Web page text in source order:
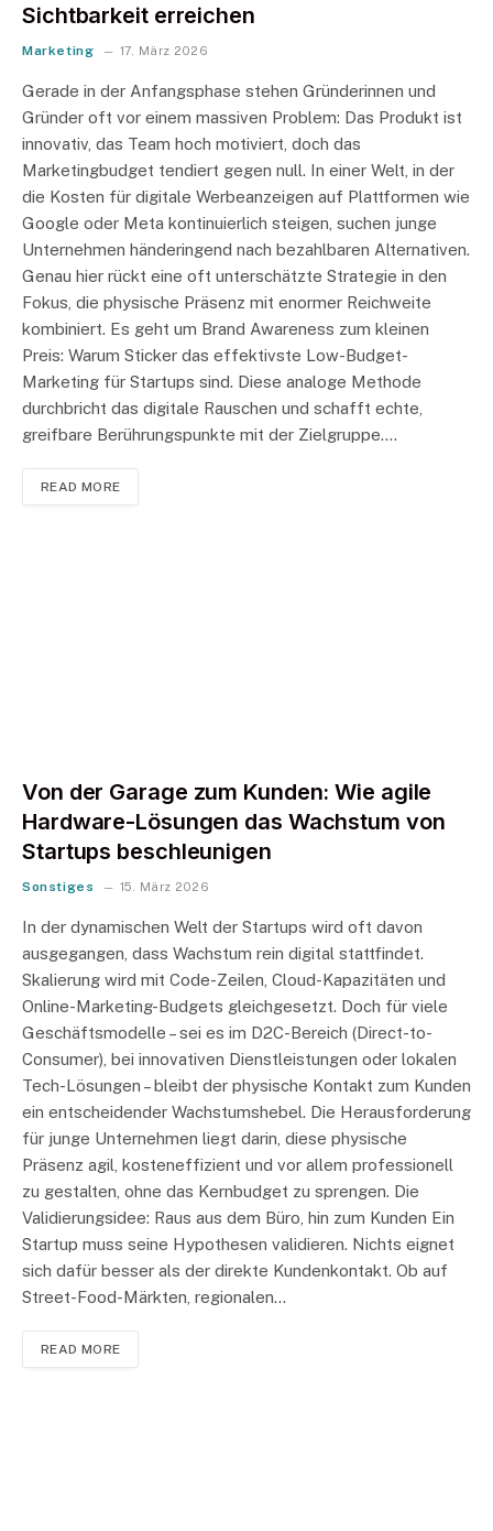
Sichtbarkeit erreichen
Marketing 17. März 2026
Gerade in der Anfangsphase stehen Gründerinnen und
Gründer oft vor einem massiven Problem: Das Produkt ist
innovativ, das Team hoch motiviert, doch das
Marketingbudget tendiert gegen null. In einer Welt, in der
die Kosten für digitale Werbeanzeigen auf Plattformen wie
Google oder Meta kontinuierlich steigen, suchen junge
Unternehmen händeringend nach bezahlbaren Alternativen.
Genau hier rückt eine oft unterschätzte Strategie in den
Fokus, die physische Präsenz mit enormer Reichweite
kombiniert. Es geht um Brand Awareness zum kleinen
Preis: Warum Sticker das effektivste Low-Budget-
Marketing für Startups sind. Diese analoge Methode
durchbricht das digitale Rauschen und schafft echte,
greifbare Berührungspunkte mit der Zielgruppe.…
READ MORE
Von der Garage zum Kunden: Wie agile
Hardware-Lösungen das Wachstum von
Startups beschleunigen
Sonstiges 15. März 2026
In der dynamischen Welt der Startups wird oft davon
ausgegangen, dass Wachstum rein digital stattfindet.
Skalierung wird mit Code-Zeilen, Cloud-Kapazitäten und
Online-Marketing-Budgets gleichgesetzt. Doch für viele
Geschäftsmodelle – sei es im D2C-Bereich (Direct-to-
Consumer), bei innovativen Dienstleistungen oder lokalen
Tech-Lösungen – bleibt der physische Kontakt zum Kunden
ein entscheidender Wachstumshebel. Die Herausforderung
für junge Unternehmen liegt darin, diese physische
Präsenz agil, kosteneffizient und vor allem professionell
zu gestalten, ohne das Kernbudget zu sprengen. Die
Validierungsidee: Raus aus dem Büro, hin zum Kunden Ein
Startup muss seine Hypothesen validieren. Nichts eignet
sich dafür besser als der direkte Kundenkontakt. Ob auf
Street-Food-Märkten, regionalen…
READ MORE